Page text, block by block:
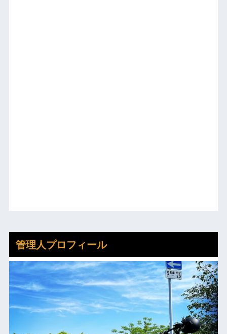
管理人プロフィール